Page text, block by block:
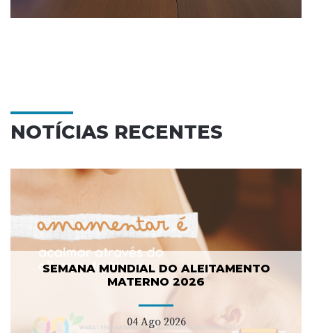
NOTÍCIAS RECENTES
SEMANA MUNDIAL DO ALEITAMENTO
MATERNO 2026
04 Ago 2026